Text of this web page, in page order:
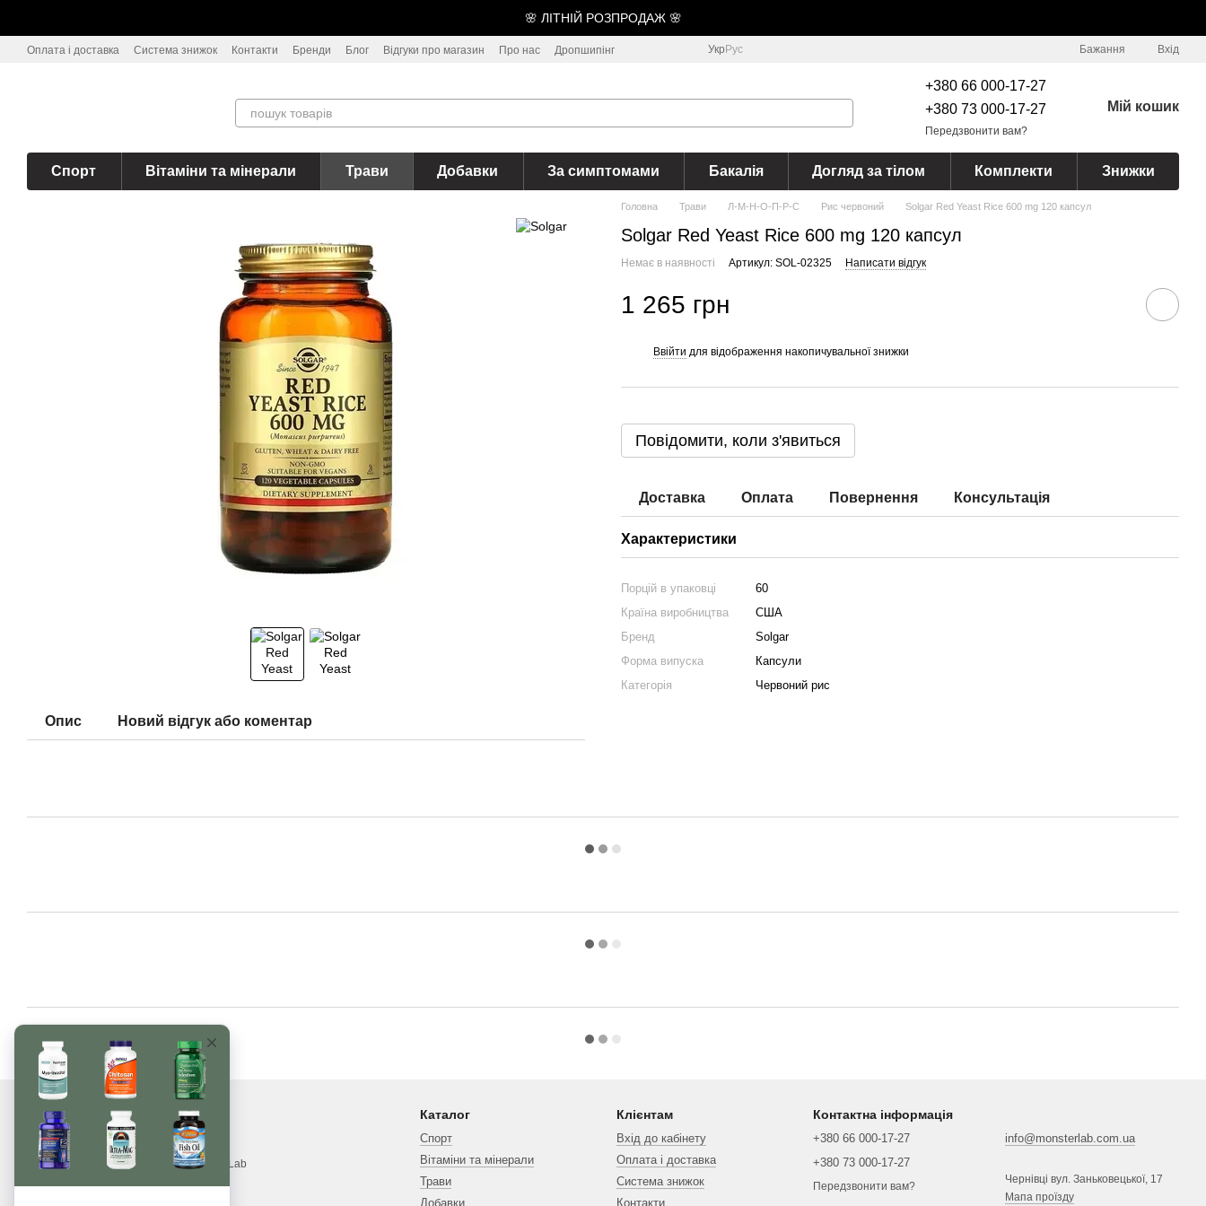
🌸 ЛІТНІЙ РОЗПРОДАЖ 🌸
Оплата і доставка Система знижок Контакти Бренди Блог Відгуки про магазин Про нас Дропшипінг Укр Рус Бажання Вхід
+380 66 000-17-27
+380 73 000-17-27
Передзвонити вам?
Мій кошик
Спорт Вітаміни та мінерали Трави Добавки За симптомами Бакалія Догляд за тілом Комплекти Знижки
Опис Новий відгук або коментар
Головна Трави Л-М-Н-О-П-Р-С Рис червоний Solgar Red Yeast Rice 600 mg 120 капсул
Solgar Red Yeast Rice 600 mg 120 капсул
Немає в наявності Артикул: SOL-02325 Написати відгук
1 265 грн
Ввійти для відображення накопичувальної знижки
Повідомити, коли з'явиться
Доставка Оплата Повернення Консультація
Характеристики
Порцій в упаковці
60
Країна виробництва
США
Бренд
Solgar
Форма випуска
Капсули
Категорія
Червоний рис
© 2017—2026
Вітаміни, БАДи, добавки, трави MonsterLab
Каталог
Спорт
Вітаміни та мінерали
Трави
Добавки
Клієнтам
Вхід до кабінету
Оплата і доставка
Система знижок
Контакти
Контактна інформація
+380 66 000-17-27
+380 73 000-17-27
Передзвонити вам?
info@monsterlab.com.ua
Чернівці вул. Заньковецької, 17
Мапа проїзду